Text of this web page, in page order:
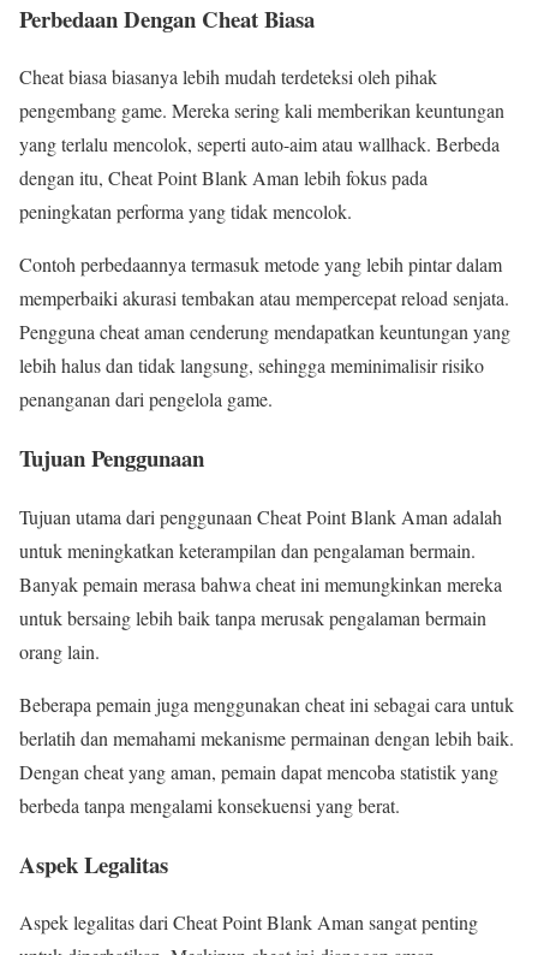
Perbedaan Dengan Cheat Biasa
Cheat biasa biasanya lebih mudah terdeteksi oleh pihak
pengembang game. Mereka sering kali memberikan keuntungan
yang terlalu mencolok, seperti auto-aim atau wallhack. Berbeda
dengan itu, Cheat Point Blank Aman lebih fokus pada
peningkatan performa yang tidak mencolok.
Contoh perbedaannya termasuk metode yang lebih pintar dalam
memperbaiki akurasi tembakan atau mempercepat reload senjata.
Pengguna cheat aman cenderung mendapatkan keuntungan yang
lebih halus dan tidak langsung, sehingga meminimalisir risiko
penanganan dari pengelola game.
Tujuan Penggunaan
Tujuan utama dari penggunaan Cheat Point Blank Aman adalah
untuk meningkatkan keterampilan dan pengalaman bermain.
Banyak pemain merasa bahwa cheat ini memungkinkan mereka
untuk bersaing lebih baik tanpa merusak pengalaman bermain
orang lain.
Beberapa pemain juga menggunakan cheat ini sebagai cara untuk
berlatih dan memahami mekanisme permainan dengan lebih baik.
Dengan cheat yang aman, pemain dapat mencoba statistik yang
berbeda tanpa mengalami konsekuensi yang berat.
Aspek Legalitas
Aspek legalitas dari Cheat Point Blank Aman sangat penting